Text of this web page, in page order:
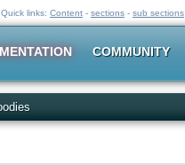
Quick links: Content - sections - sub sections
COMMUNITY